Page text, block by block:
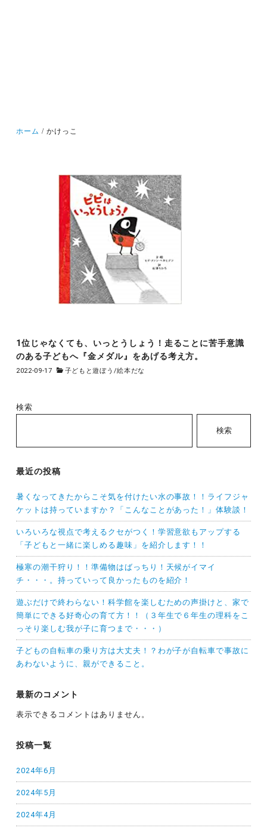
ホーム かけっこ
1位じゃなくても、いっとうしょう！走ることに苦手意識
のある子どもへ『金メダル』をあげる考え方。
2022-09-17 子どもと遊ぼう /絵本だな
検索
検索
最近の投稿
暑くなってきたからこそ気を付けたい水の事故！！ライフジャ
ケットは持っていますか？「こんなことがあった！」体験談！
いろいろな視点で考えるクセがつく！学習意欲もアップする
「子どもと一緒に楽しめる趣味」を紹介します！！
極寒の潮干狩り！！準備物はばっちり！天候がイマイ
チ・・・。持っていって良かったものを紹介！
遊ぶだけで終わらない！科学館を楽しむための声掛けと、家で
簡単にできる好奇心の育て方！！（３年生で６年生の理科をこ
っそり楽しむ我が子に育つまで・・・）
子どもの自転車の乗り方は大丈夫！？わが子が自転車で事故に
あわないように、親ができること。
最新のコメント
表示できるコメントはありません。
投稿一覧
2024年6月
2024年5月
2024年4月